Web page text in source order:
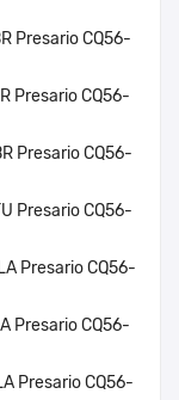
Presario CQ56-
Presario CQ56-
Presario CQ56-
Presario CQ56-
Presario CQ56-
Presario CQ56-
Presario CQ56-